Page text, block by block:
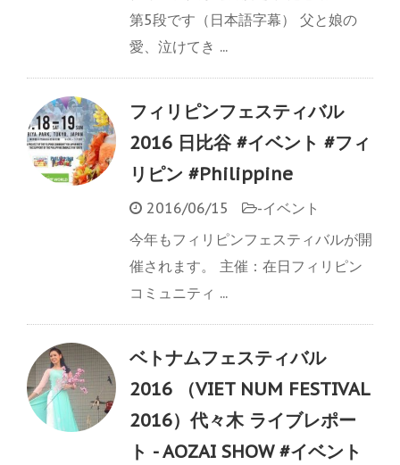
第5段です（日本語字幕） 父と娘の
愛、泣けてき ...
フィリピンフェスティバル
2016 日比谷 #イベント #フィ
リピン #Philippine
2016/06/15 -イベント
今年もフィリピンフェスティバルが開
催されます。 主催：在日フィリピン
コミュニティ ...
ベトナムフェスティバル
2016 （VIET NUM FESTIVAL
2016）代々木 ライブレポー
ト - AOZAI SHOW #イベント